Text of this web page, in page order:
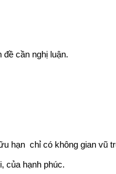
cần nghị luận.
hạn chỉ có không gian vũ
của hạnh phúc.